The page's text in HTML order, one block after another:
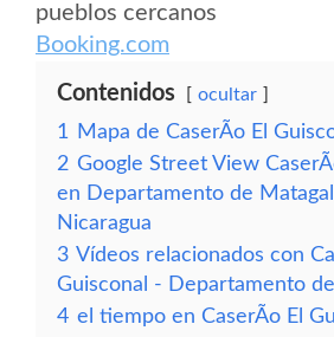
pueblos cercanos
Booking.com
Contenidos ocultar
1
Mapa de CaserÃ­o El
2 Google Street View
en Departamento de
Nicaragua
3 Vídeos relacionados con
Guisconal - Departamento
4 el tiempo en CaserÃ­o El